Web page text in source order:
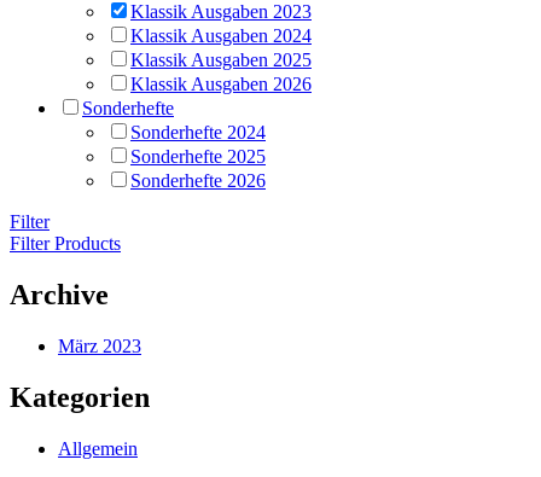
Klassik Ausgaben 2023
Klassik Ausgaben 2024
Klassik Ausgaben 2025
Klassik Ausgaben 2026
Sonderhefte
Sonderhefte 2024
Sonderhefte 2025
Sonderhefte 2026
Filter
Filter Products
Archive
März 2023
Kategorien
Allgemein